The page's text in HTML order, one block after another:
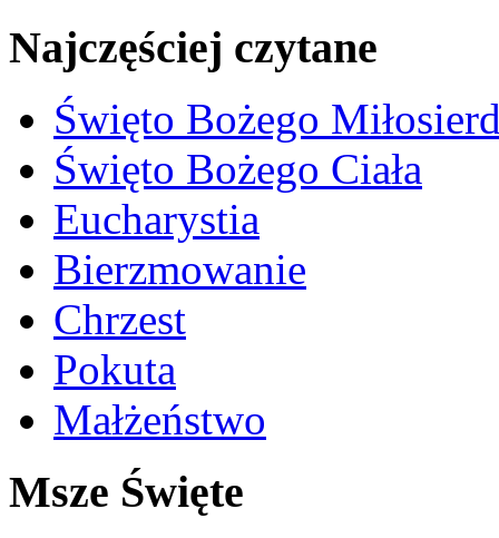
Najczęściej czytane
Święto Bożego
Święto Bożego Ciała
Eucharystia
Bierzmowanie
Chrzest
Pokuta
Małżeństwo
Msze Święte